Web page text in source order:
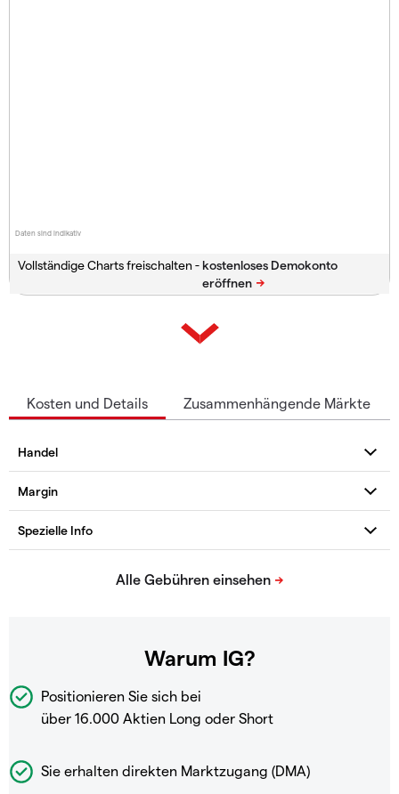
Daten sind indikativ
Vollständige Charts freischalten -
Kosten und Details Zusammenhängende Märkte
Warum IG?
Positionieren Sie sich bei
über 16.000 Aktien Long oder Short
Sie erhalten direkten Marktzugang (DMA)